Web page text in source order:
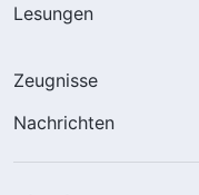
Lesungen
Zeugnisse
Nachrichten